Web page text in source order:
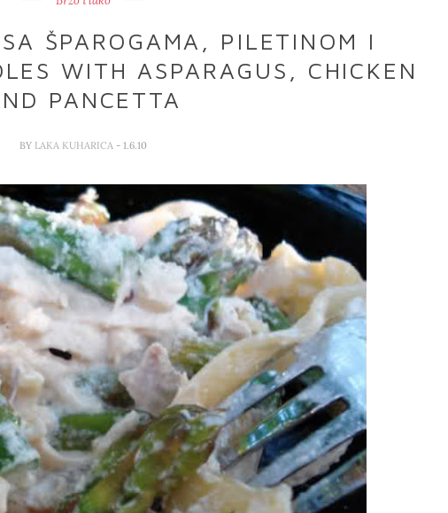
ŠPAROGAMA, PILETINOM I
WITH ASPARAGUS, CHICKEN
PANCETTA
BY LAKA KUHARICA - 1.6.10